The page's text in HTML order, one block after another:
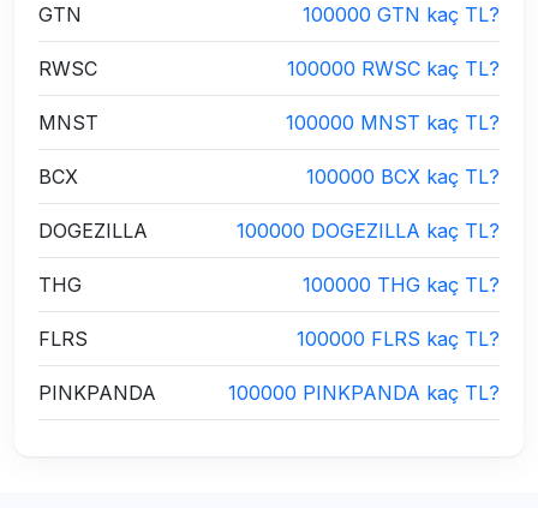
GTN 100000 GTN kaç TL?
RWSC 100000 RWSC kaç TL?
MNST 100000 MNST kaç TL?
BCX 100000 BCX kaç TL?
DOGEZILLA 100000 DOGEZILLA kaç TL?
THG 100000 THG kaç TL?
FLRS 100000 FLRS kaç TL?
PINKPANDA 100000 PINKPANDA kaç TL?